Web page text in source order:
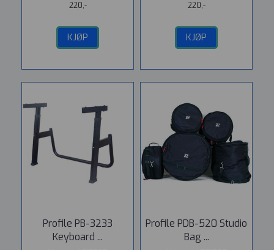
220,-
KJØP
220,-
KJØP
Profile PB-3233
Keyboard ...
Profile PDB-520 Studio
Bag ...